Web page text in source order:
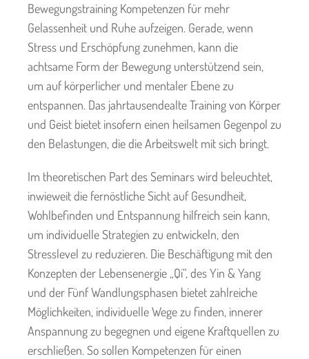
Bewegungstraining Kompetenzen für mehr
Gelassenheit und Ruhe aufzeigen. Gerade, wenn
Stress und Erschöpfung zunehmen, kann die
achtsame Form der Bewegung unterstützend sein,
um auf körperlicher und mentaler Ebene zu
entspannen. Das jahrtausendealte Training von Körper
und Geist bietet insofern einen heilsamen Gegenpol zu
den Belastungen, die die Arbeitswelt mit sich bringt.
Im theoretischen Part des Seminars wird beleuchtet,
inwieweit die fernöstliche Sicht auf Gesundheit,
Wohlbefinden und Entspannung hilfreich sein kann,
um individuelle Strategien zu entwickeln, den
Stresslevel zu reduzieren. Die Beschäftigung mit den
Konzepten der Lebensenergie „Qi“, des Yin & Yang
und der Fünf Wandlungsphasen bietet zahlreiche
Möglichkeiten, individuelle Wege zu finden, innerer
Anspannung zu begegnen und eigene Kraftquellen zu
erschließen. So sollen Kompetenzen für einen